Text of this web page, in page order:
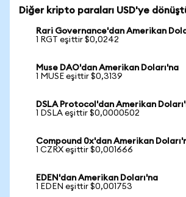
Diğer kripto paraları USD'ye
Rari Governance'dan Amerikan
1 RGT eşittir $0,0242
Muse DAO'dan Amerikan Doları'na
1 MUSE eşittir $0,3139
DSLA Protocol'dan Amerikan
1 DSLA eşittir $0,0000502
Compound 0x'dan Amerikan
1 CZRX eşittir $0,001666
EDEN'dan Amerikan Doları'na
1 EDEN eşittir $0,001753